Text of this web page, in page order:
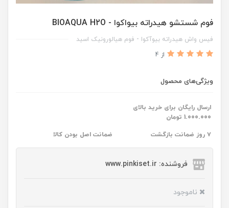
فوم شستشو هیدراته بیواکوا - BIOAQUA H2O
فیس واش هیدراته بیوآکوا - فوم هیالورونیک اسید
از 4
ویژگی‌های محصول
ارسال رایگان برای خرید بالای
1.000.000 تومان
۷ روز ضمانت بازگشت ضمانت اصل بودن کالا
فروشنده: www.pinkiset.ir
ناموجود